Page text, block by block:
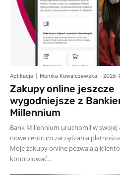
Aplikacje Monika Kowalczewska - 2026-
Zakupy online jeszcze
wygodniejsze z
Millennium
Bank Millennium uruchomił w
nowe centrum zarządzania
Moje zakupy online pozwalają
kontrolować...